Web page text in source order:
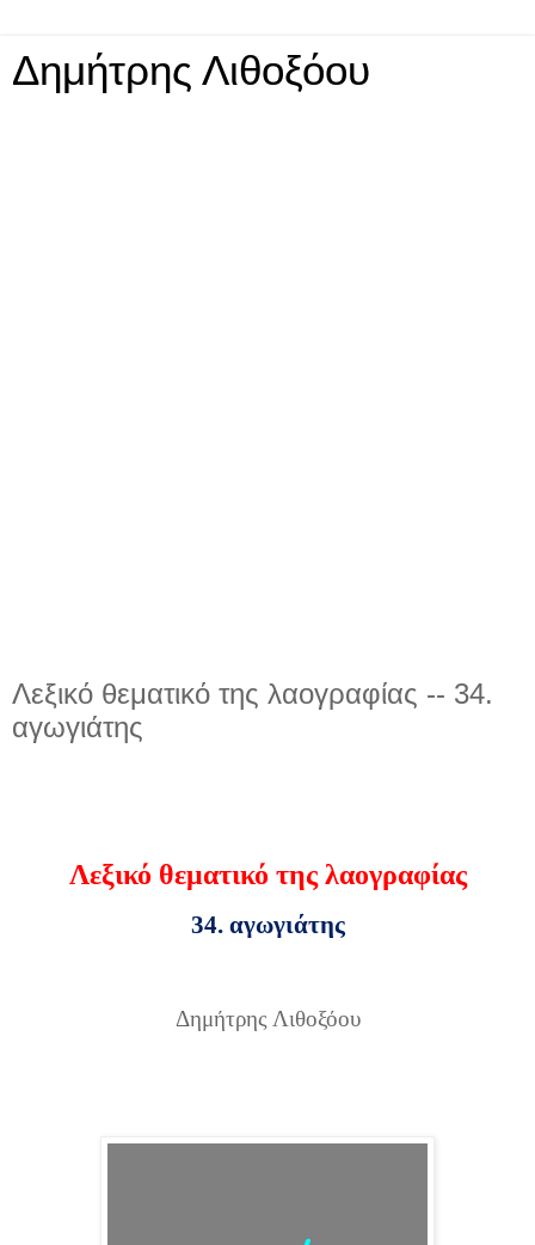
Δημήτρης Λιθοξόου
Λεξικό θεματικό της λαογραφίας -- 34.
αγωγιάτης
Λεξικό θεματικό της λαογραφίας
34. αγωγιάτης
Δημήτρης Λιθοξόου